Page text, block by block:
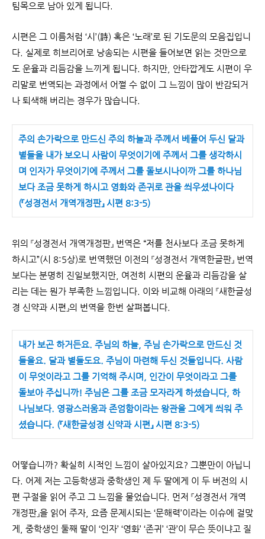
팀목으로 남아 있게 됩니다.
시편은 그 이름처럼 ‘시’(詩) 혹은 ‘노래’로 된 기도문의 모음집입니
다. 실제로 히브리어로 낭송되는 시편을 들어보면 읽는 것만으로
도 운율과 리듬감을 느끼게 됩니다. 하지만, 안타깝게도 시편이 우
리말로 번역되는 과정에서 어쩔 수 없이 그 느낌이 많이 반감되거
나 퇴색해 버리는 경우가 많습니다.
주의 손가락으로 만드신 주의 하늘과 주께서 베풀어 두신 달과
별들을 내가 보오니 사람이 무엇이기에 주께서 그를 생각하시
며 인자가 무엇이기에 주께서 그를 돌보시나이까 그를 하나님
보다 조금 못하게 하시고 영화와 존귀로 관을 씌우셨나이다
(『성경전서 개역개정판』 시편 8:3-5)
위의 『성경전서 개역개정판』 번역은 “저를 천사보다 조금 못하게
하시고”(시 8:5상)로 번역했던 이전의 『성경전서 개역한글판』 번역
보다는 분명히 진일보했지만, 여전히 시편의 운율과 리듬감을 살
리는 데는 뭔가 부족한 느낌입니다. 이와 비교해 아래의 『새한글성
경 신약과 시편』의 번역을 한번 살펴봅니다.
내가 보곤 하거든요. 주님의 하늘, 주님 손가락으로 만드신 것
들을요. 달과 별들도요. 주님이 마련해 두신 것들입니다. 사람
이 무엇이라고 그를 기억해 주시며, 인간이 무엇이라고 그를
돌보아 주십니까! 주님은 그를 조금 모자라게 하셨습니다, 하
나님보다. 영광스러움과 존엄함이라는 왕관을 그에게 씌워 주
셨습니다. (『새한글성경 신약과 시편』 시편 8:3-5)
어떻습니까? 확실히 시적인 느낌이 살아있지요? 그뿐만이 아닙니
다. 어제 저는 고등학생과 중학생인 제 두 딸에게 이 두 버전의 시
편 구절을 읽어 주고 그 느낌을 물었습니다. 먼저 『성경전서 개역
개정판』을 읽어 주자, 요즘 문제시되는 ‘문해력’이라는 이슈에 걸맞
게, 중학생인 둘째 딸이 ‘인자’ ‘영화’ ‘존귀’ ‘관’이 무슨 뜻이냐고 질